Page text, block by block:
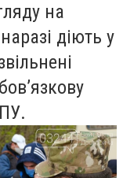
на
діють у